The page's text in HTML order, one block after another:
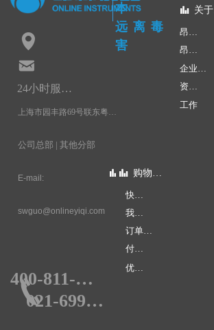
本
远离毒
害
400-811-0578
24小时服务热线：
E-mail:
swguo@onlineyiqi.com
上海市园丰路69号联东粤浦科技园3号楼4层
公司总部 | 其他分部
넹
낂
뀲 会员中心
个人中心
会员权限
뀲 购物指南
快速下单
订单查询
我的账户
付款方式
优惠促销
끅
뀲 关于昂林
昂林快讯
企业文化
昂林学院
资质荣誉
工作
021-69990578